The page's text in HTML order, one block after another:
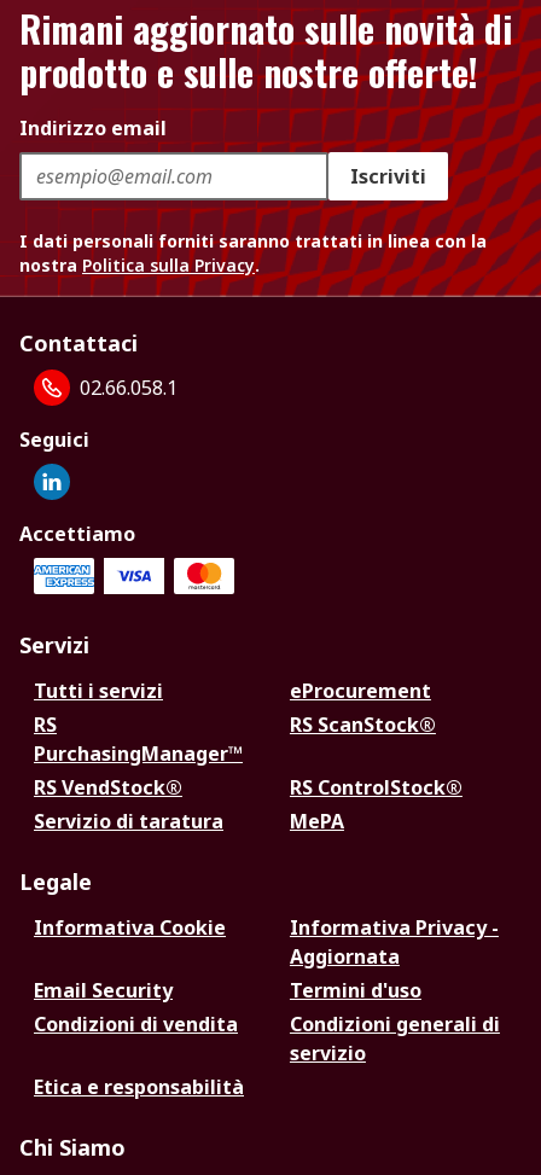
Rimani aggiornato sulle novità di
prodotto e sulle nostre offerte!
Indirizzo email
Iscriviti
I dati personali forniti saranno trattati in linea con la
nostra Politica sulla Privacy.
Contattaci
02.66.058.1
Seguici
Accettiamo
Servizi
Tutti i servizi
eProcurement
RS
PurchasingManager™
RS ScanStock®
RS VendStock®
RS ControlStock®
Servizio di taratura
MePA
Legale
Informativa Cookie
Informativa Privacy -
Aggiornata
Email Security
Termini d'uso
Condizioni di vendita
Condizioni generali di
servizio
Etica e responsabilità
Chi Siamo